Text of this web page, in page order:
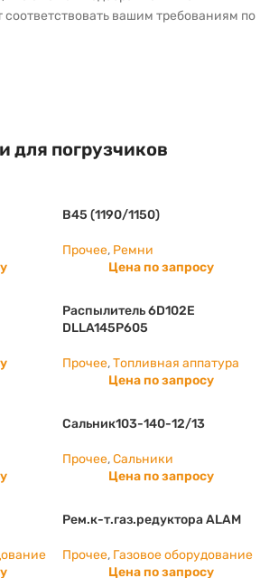
соответствовать вашим требованиям по
для погрузчиков
B45 (1190/1150)
Прочее, Ремни
Цена по запросу
Распылитель 6D102E
DLLA145P605
Прочее,Топливная аппатура
Цена по запросу
Сальник103-140-12/13
Прочее,Сальники
Цена по запросу
Рем.к-т.газ.редуктора ALAM
Прочее, Газовое оборудование
Цена по запросу